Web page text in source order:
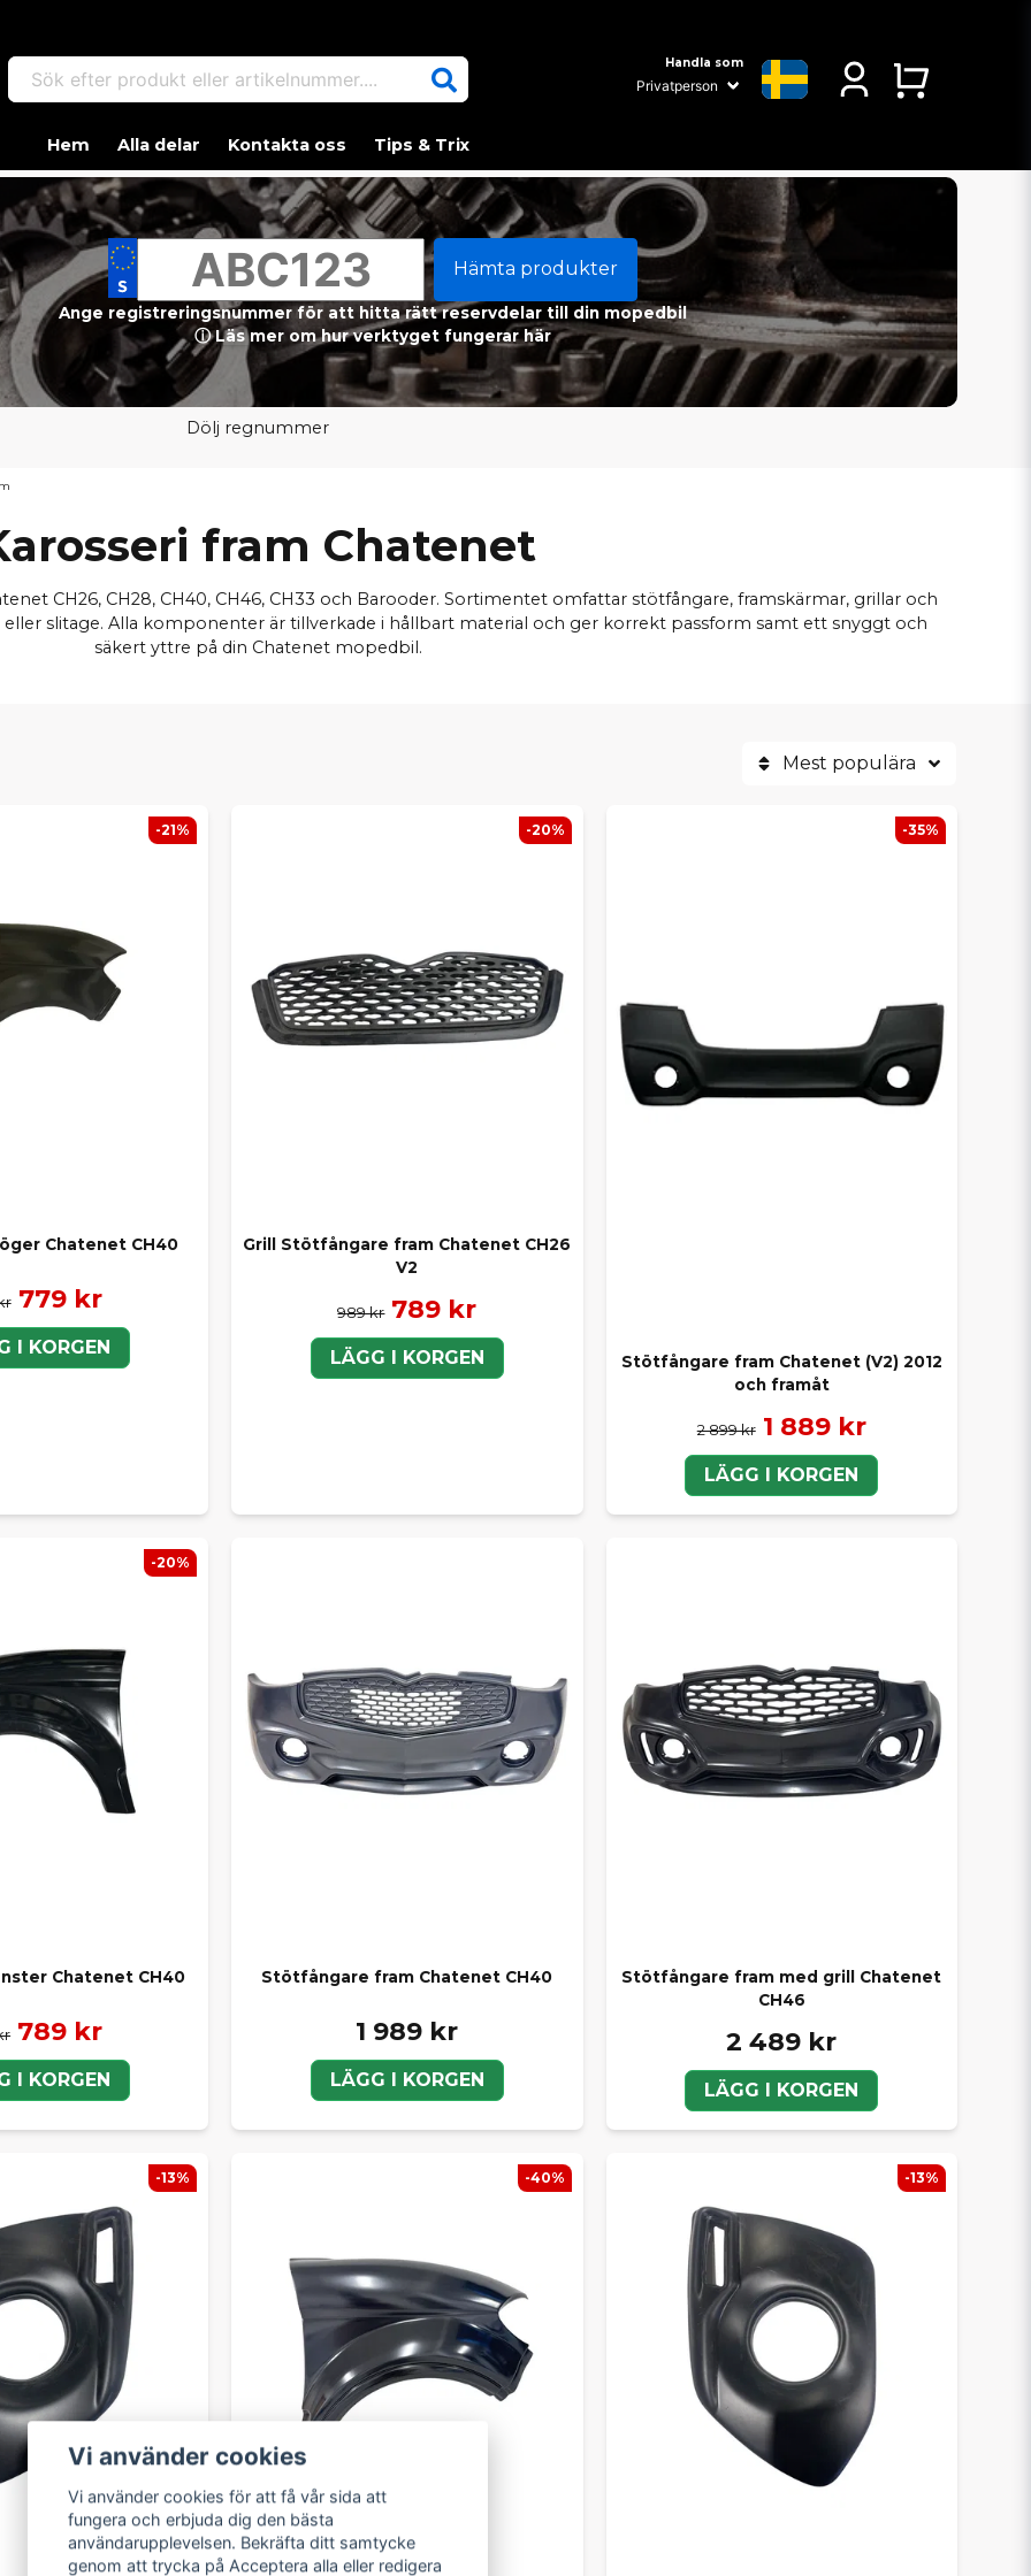
Sök efter produkt eller artikelnummer.... Handla som
Hem Alla delar Kontakta oss Tips & Trix
Hämta produkter
Ange registreringsnummer för att hitta rätt reservdelar till din mopedbil
ⓘ Läs mer om hur verktyget fungerar här
Dölj regnummer
fram Chatenet
CH26, CH28, CH40, CH46, CH33 och Barooder. Sortimentet omfattar stötfångare, framskärmar, grillar och
slitage. Alla komponenter är tillverkade i hållbart material och ger korrekt passform samt ett snyggt och
säkert yttre på din Chatenet mopedbil.
Mest populära
Chatenet CH40
779 kr
I KORGEN
-21%
Grill Stötfångare fram Chatenet CH26
V2
989 kr 789 kr
LÄGG I KORGEN
-20%
Stötfångare fram Chatenet (V2) 2012
och framåt
2 899 kr 1 889 kr
LÄGG I KORGEN
-35%
Chatenet CH40
789 kr
I KORGEN
-20%
Stötfångare fram Chatenet CH40
1 989 kr
LÄGG I KORGEN
Stötfångare fram med grill Chatenet
CH46
2 489 kr
LÄGG I KORGEN
-13% -40% -13%
Vi använder cookies
Vi använder cookies för att få vår sida att
fungera och erbjuda dig den bästa
användarupplevelsen. Bekräfta ditt samtycke
genom att trycka på Acceptera alla eller redigera